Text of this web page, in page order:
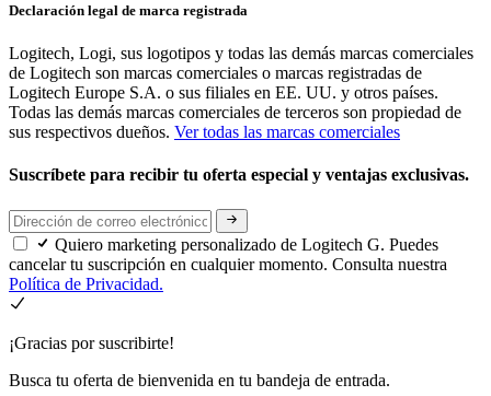
Declaración legal de marca registrada
Logitech, Logi, sus logotipos y todas las demás marcas comerciales
de Logitech son marcas comerciales o marcas registradas de
Logitech Europe S.A. o sus filiales en EE. UU. y otros países.
Todas las demás marcas comerciales de terceros son propiedad de
sus respectivos dueños. Ver todas las marcas comerciales
Suscríbete para recibir tu oferta especial y ventajas exclusivas.
Quiero marketing personalizado de Logitech G. Puedes
cancelar tu suscripción en cualquier momento. Consulta nuestra
Política de Privacidad.
¡Gracias por suscribirte!
Busca tu oferta de bienvenida en tu bandeja de entrada.